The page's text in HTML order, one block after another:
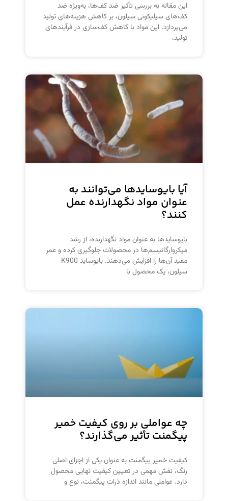
این مقاله به بررسی تأثیر ضد کف‌ها، به‌ویژه ضد
کف‌های سیلیکونی سیلون، بر کاهش هزینه‌های تولید
می‌پردازد. این مواد با کاهش کف‌سازی در فرآیندهای
تولید،
آیا بایوسایدها می‌توانند به
عنوان مواد نگهدارنده عمل
کنند؟
بایوسایدها به عنوان مواد نگهدارنده، از رشد
میکروارگانیسم‌ها در محصولات جلوگیری کرده و عمر
مفید آن‌ها را افزایش می‌دهند. بایوساید K900
سیلون، یک محصول با
چه عواملی بر روی کیفیت خمیر
پیگمنت تأثیر می‌گذارند؟
کیفیت خمیر پیگمنت به عنوان یکی از اجزای اصلی
رنگ، نقش مهمی در تعیین کیفیت نهایی محصول
دارد. عواملی مانند اندازه ذرات پیگمنت، نوع و